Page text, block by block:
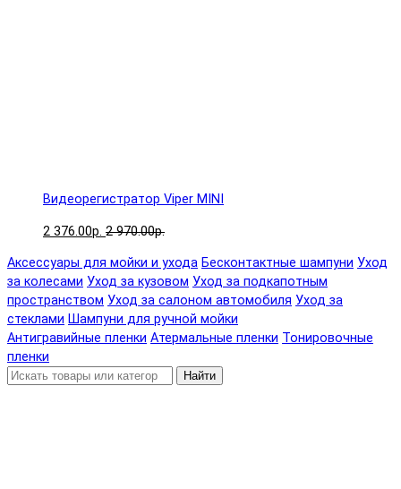
Видеорегистратор Viper MINI
2 376.00р. 2 970.00р.
Аксессуары для мойки и ухода Бесконтактные шампуни Уход
за колесами Уход за кузовом Уход за подкапотным
пространством Уход за салоном автомобиля Уход за
стеклами Шампуни для ручной мойки
Антигравийные пленки Атермальные пленки Тонировочные
пленки
Найти